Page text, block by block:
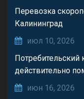
Перевозка
Калининград
июл 10, 2026
Потребительский
действительно
июн 16, 2026